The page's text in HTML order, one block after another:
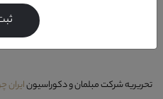
شما را دعوت می کنیم به مطالعه دقیق هر
تحریریه شرکت مبلمان و دکوراسیونایران